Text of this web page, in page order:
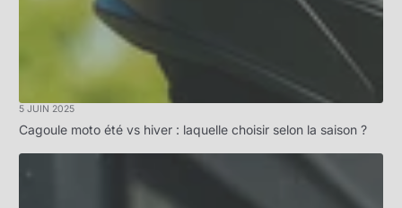
5 JUIN 2025
Cagoule moto été vs hiver : laquelle choisir selon la saison ?